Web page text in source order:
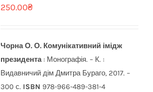
250.00₴
Чорна О. О. Комунікативний імідж
президента: Монографія. – К. :
Видавничий дім Дмитра Бураго, 2017. –
300 с. ISBN 978-966-489-381-4